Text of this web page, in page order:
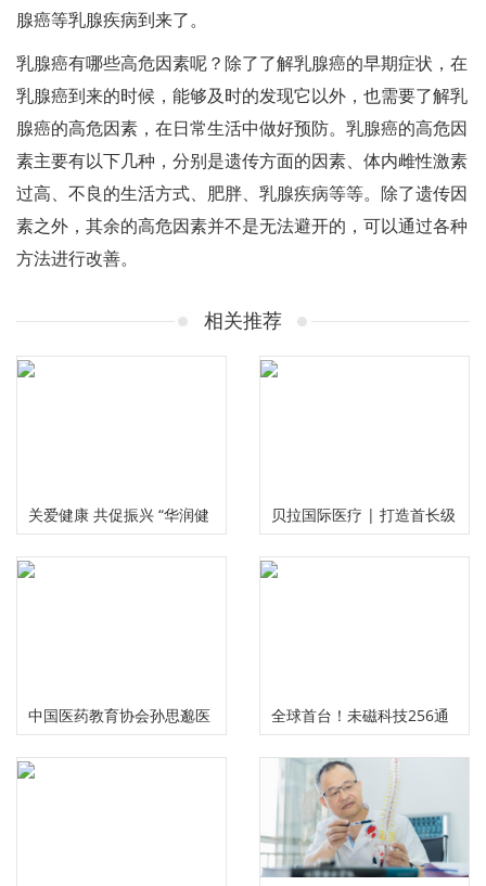
腺癌等乳腺疾病到来了。
乳腺癌有哪些高危因素呢？除了了解乳腺癌的早期症状，在
乳腺癌到来的时候，能够及时的发现它以外，也需要了解乳
腺癌的高危因素，在日常生活中做好预防。乳腺癌的高危因
素主要有以下几种，分别是遗传方面的因素、体内雌性激素
过高、不良的生活方式、肥胖、乳腺疾病等等。除了遗传因
素之外，其余的高危因素并不是无法避开的，可以通过各种
方法进行改善。
相关推荐
关爱健康 共促振兴 “华润健
康乡村”公益项目三周年总
贝拉国际医疗 | 打造首长级
精准服务 护航国民健康福祉
中国医药教育协会孙思邈医
德传承工作委员会大型义诊
全球首台！未磁科技256通
道无液氦脑磁图仪及芯片化
原子磁力计正式发布